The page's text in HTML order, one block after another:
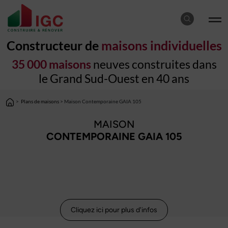
Constructeur de maisons individuelles
35 000 maisons neuves construites dans
le Grand Sud-Ouest en 40 ans
> Plans de maisons > Maison Contemporaine GAIA 105
MAISON
CONTEMPORAINE GAIA 105
Cliquez ici pour plus d'infos